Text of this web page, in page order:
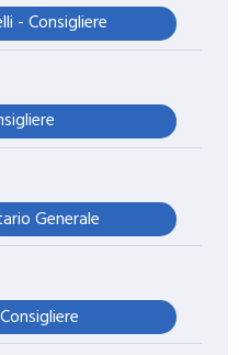
- Consigliere
Generale